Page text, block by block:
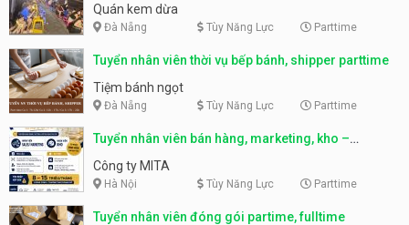
Quán kem dừa
Đà Nẵng Tùy Năng Lực Parttime
Tuyển nhân viên thời vụ bếp bánh, shipper parttime
Tiệm bánh ngọt
Đà Nẵng Tùy Năng Lực Parttime
Tuyển nhân viên bán hàng, marketing, kho –
parttime, fulltime
Công ty MITA
Hà Nội Tùy Năng Lực Parttime
Tuyển nhân viên đóng gói partime, fulltime